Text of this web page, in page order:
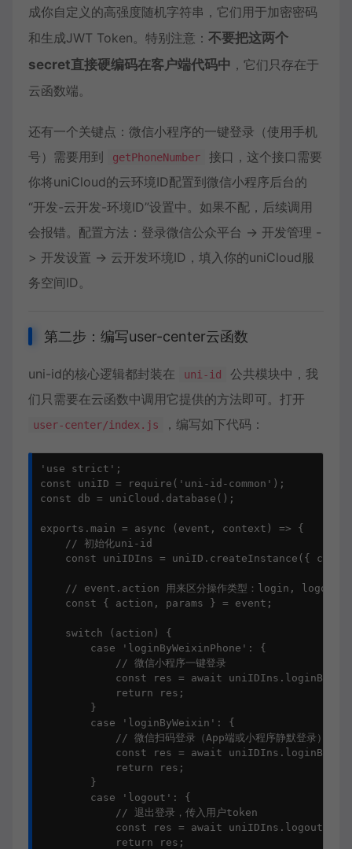
成你自定义的高强度随机字符串，它们用于加密密码
和生成JWT Token。特别注意： 不要把这两个
secret直接硬编码在客户端代码中 ，它们只存在于
云函数端。
还有一个关键点：微信小程序的一键登录（使用手机
号）需要用到
getPhoneNumber
接口，这个接口需要
你将uniCloud的云环境ID配置到微信小程序后台的
“开发-云开发-环境ID”设置中。如果不配，后续调用
会报错。配置方法：登录微信公众平台 -> 开发管理 -
> 开发设置 -> 云开发环境ID，填入你的uniCloud服
务空间ID。
第二步：编写user-center云函数
uni-id的核心逻辑都封装在 uni-id
公共模块中，我
们只需要在云函数中调用它提供的方法即可。打开
user-center/index.js ，编写如下代码：
'use strict';
const uniID = require('uni-id-common');
const db = uniCloud.database();
exports.main = async (event, context) => {
    // 初始化uni-id
const uniIDIns = uniID.createInstance({
// event.action 用来区分操作类型：login, logout,
    const { action, params } = event;
    switch (action) {
        case 'loginByWeixinPhone': {
            // 微信小程序一键登录
const res = await
            return res;
        }
        case 'loginByWeixin': {
            // 微信扫码登录（App端或小程序静默登录）
const res = await
            return res;
        }
        case 'logout': {
            // 退出登录，传入用户token
const res = await
            return res;